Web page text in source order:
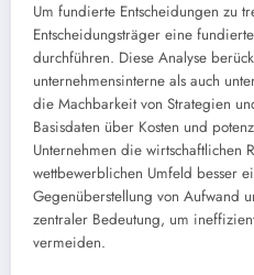
Um fundierte Entscheidungen zu
Entscheidungsträger eine
durchführen. Diese Analyse
unternehmensinterne als auch
die Machbarkeit von Strategien
Basisdaten über Kosten und
Unternehmen die wirtschaftlichen
wettbewerblichen Umfeld besser
Gegenüberstellung von Aufwand
zentraler Bedeutung, um
vermeiden.